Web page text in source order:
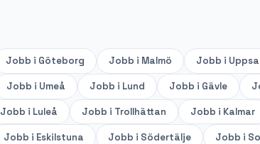
Jobb i Göteborg Jobb i Malmö Jobb i
Jobb i Umeå Jobb i Lund Jobb i Gävle
Jobb i Luleå Jobb i Trollhättan Jobb i Kalmar
Jobb i Eskilstuna Jobb i Södertälje Jobb i